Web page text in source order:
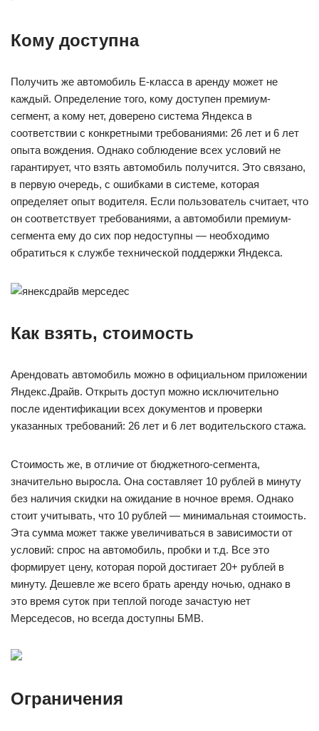
Кому доступна
Получить же автомобиль Е-класса в аренду может не
каждый. Определение того, кому доступен премиум-
сегмент, а кому нет, доверено система Яндекса в
соответствии с конкретными требованиями: 26 лет и 6 лет
опыта вождения. Однако соблюдение всех условий не
гарантирует, что взять автомобиль получится. Это связано,
в первую очередь, с ошибками в системе, которая
определяет опыт водителя. Если пользователь считает, что
он соответствует требованиями, а автомобили премиум-
сегмента ему до сих пор недоступны — необходимо
обратиться к службе технической поддержки Яндекса.
Как взять, стоимость
Арендовать автомобиль можно в официальном приложении
Яндекс.Драйв. Открыть доступ можно исключительно
после идентификации всех документов и проверки
указанных требований: 26 лет и 6 лет водительского стажа.
Стоимость же, в отличие от бюджетного-сегмента,
значительно выросла. Она составляет 10 рублей в минуту
без наличия скидки на ожидание в ночное время. Однако
стоит учитывать, что 10 рублей — минимальная стоимость.
Эта сумма может также увеличиваться в зависимости от
условий: спрос на автомобиль, пробки и т.д. Все это
формирует цену, которая порой достигает 20+ рублей в
минуту. Дешевле же всего брать аренду ночью, однако в
это время суток при теплой погоде зачастую нет
Мерседесов, но всегда доступны БМВ.
Ограничения